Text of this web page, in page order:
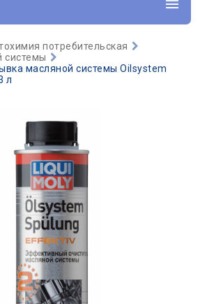
потребительская
системы
масляной системы Oilsystem
л